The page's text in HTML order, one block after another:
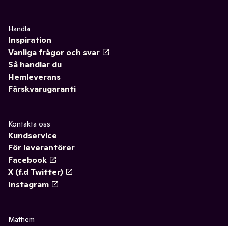
Handla
Inspiration
Vanliga frågor och svar
Så handlar du
Hemleverans
Färskvarugaranti
Kontakta oss
Kundservice
För leverantörer
Facebook
X (f.d Twitter)
Instagram
Mathem